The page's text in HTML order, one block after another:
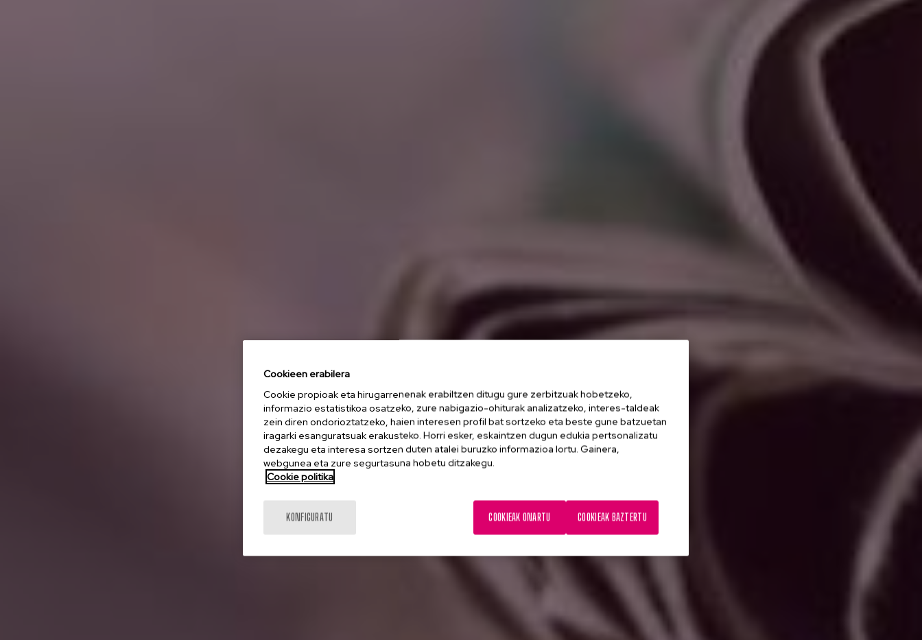
Cookieen erabilera
Cookie propioak eta hirugarrenenak erabiltzen ditugu gure zerbitzuak hobetzeko,
informazio estatistikoa osatzeko, zure nabigazio-ohiturak analizatzeko, interes-taldeak
zein diren ondorioztatzeko, haien interesen profil bat sortzeko eta beste gune batzuetan
iragarki esanguratsuak erakusteko. Horri esker, eskaintzen dugun edukia pertsonalizatu
dezakegu eta interesa sortzen duten atalei buruzko informazioa lortu. Gainera,
webgunea eta zure segurtasuna hobetu ditzakegu.
Cookie politika
KONFIGURATU COOKIEAK BAZTERTU
COOKIEAK ONARTU